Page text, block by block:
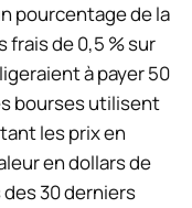
pourcentage de la
frais de 0,5 % sur
à payer 50
bourses utilisent
les prix en
en dollars de
30 derniers